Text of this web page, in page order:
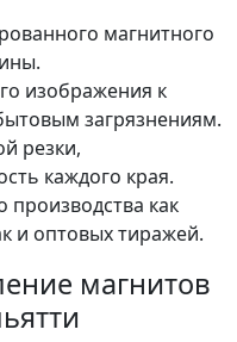
магнитного
изображения к
загрязнениям.
резки,
каждого края.
как
и оптовых тиражей.
магнитов